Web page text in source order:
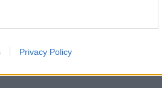
Privacy Policy
een wereldwijde
doen en waar we
gaan.